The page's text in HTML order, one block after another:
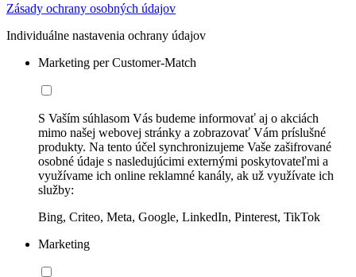
Zásady ochrany osobných údajov
Individuálne nastavenia ochrany údajov
Marketing per Customer-Match
S Vaším súhlasom Vás budeme informovať aj o akciách
mimo našej webovej stránky a zobrazovať Vám príslušné
produkty. Na tento účel synchronizujeme Vaše zašifrované
osobné údaje s nasledujúcimi externými poskytovateľmi a
využívame ich online reklamné kanály, ak už využívate ich
služby:
Bing, Criteo, Meta, Google, LinkedIn, Pinterest, TikTok
Marketing